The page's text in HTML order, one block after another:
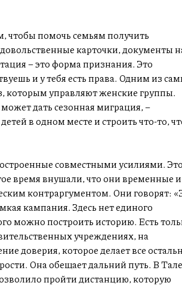
чтобы помочь семьям получить
карточки, документы
– это форма признания. Это
и у тебя есть права. Одним из
которым управляют женские группы.
дать сезонная миграция, –
в одном месте и строить что-то,
совместными усилиями. Это
время внушали, что они временные
контраргументом. Они говорят:
кампания. Здесь нет единого
можно построить историю. Есть
учреждениях, на
доверия, которое делает все
Она обещает дальний путь. В Тале
пройти дистанцию, которую